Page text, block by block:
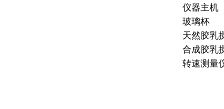
仪器主机
玻璃杯
天然胶乳
合成胶乳
转速测量